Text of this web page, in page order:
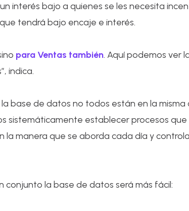
interés bajo a quienes se les necesita
tendrá bajo encaje e interés.
para Ventas también. Aquí podemos ver
indica.
base de datos no todos están en la
sistemáticamente establecer procesos
la manera que se aborda cada día y
conjunto la base de datos será más fácil: